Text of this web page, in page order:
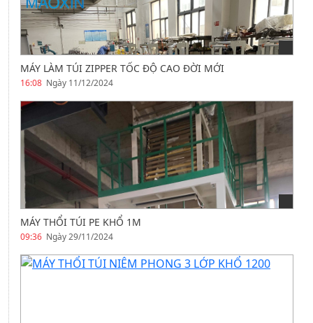
MÁY LÀM TÚI ZIPPER TỐC ĐỘ CAO ĐỜI MỚI
16:08 Ngày 11/12/2024
MÁY THỔI TÚI PE KHỔ 1M
09:36 Ngày 29/11/2024